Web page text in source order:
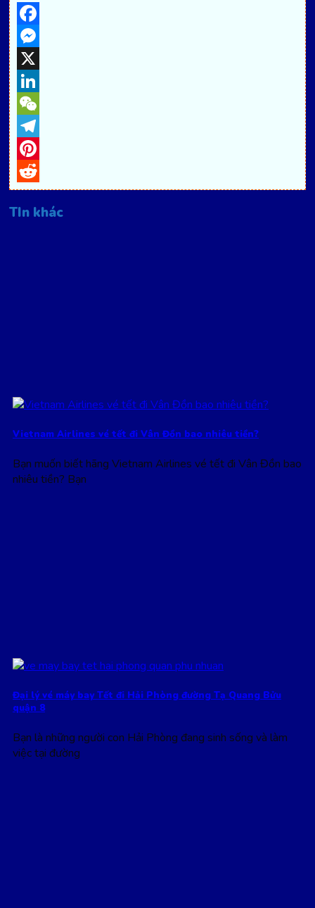
Facebook
Messenger
X
LinkedIn
WeChat
Telegram
Pinterest
Reddit
TIn khác
Vietnam Airlines vé tết đi Vân Đồn bao nhiêu tiền?
Bạn muốn biết hãng Vietnam Airlines vé tết đi Vân Đồn bao
nhiêu tiền? Bạn
Đại lý vé máy bay Tết đi Hải Phòng đường Tạ Quang Bửu
quận 8
Bạn là những người con Hải Phòng đang sinh sống và làm
việc tại đường